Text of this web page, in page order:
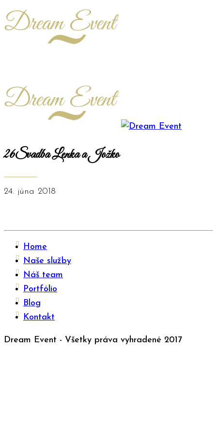
26Svadba Lenka a Jožko
24. júna 2018
Home
Naše služby
Náš team
Portfólio
Blog
Kontakt
Dream Event - Všetky práva vyhradené 2017